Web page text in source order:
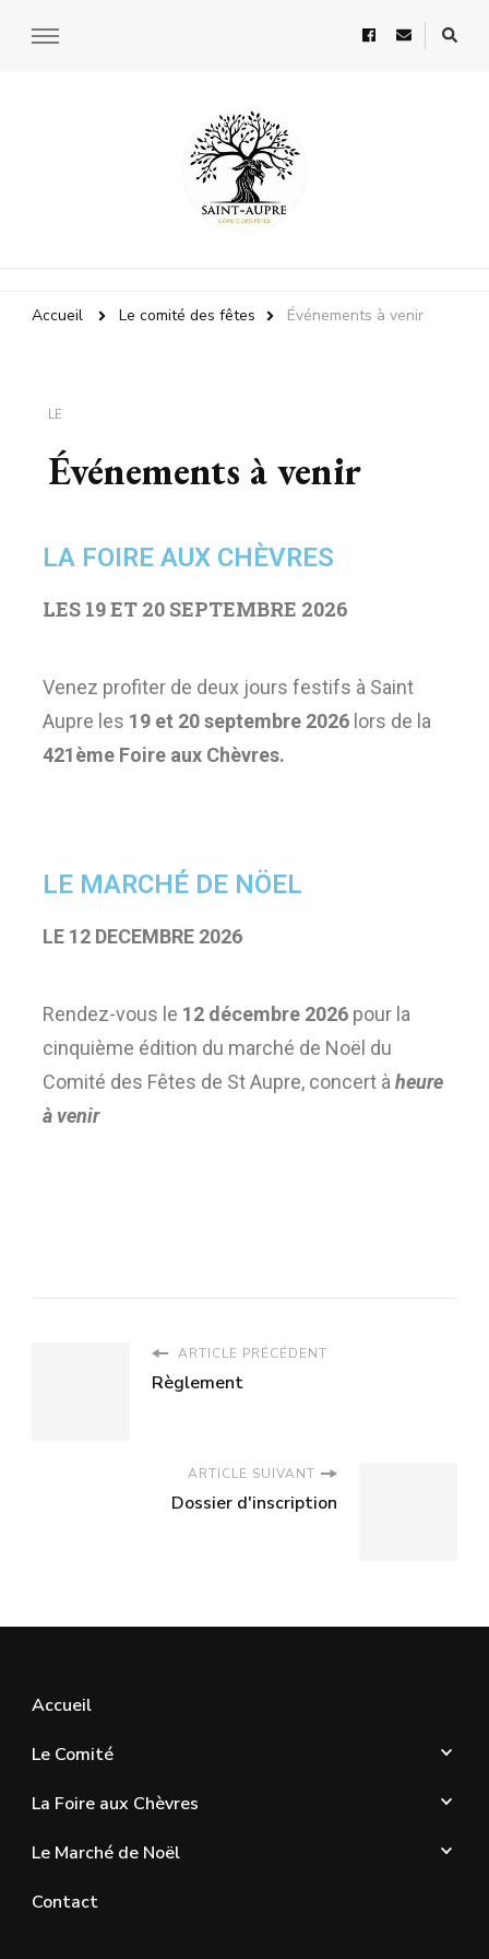
Accueil Le comité des fêtes Événements à venir
LE
Événements à venir
LA FOIRE AUX CHÈVRES
LES 19 ET 20 SEPTEMBRE 2026
Venez profiter de deux jours festifs à Saint
Aupre les 19 et 20 septembre 2026 lors de la
421ème Foire aux Chèvres.
LE MARCHÉ DE NÖEL
LE 12 DECEMBRE 2026
Rendez-vous le 12 décembre 2026 pour la
cinquième édition du marché de Noël du
Comité des Fêtes de St Aupre, concert àheure
à venir
ARTICLE PRÉCÉDENT
Règlement
ARTICLE SUIVANT
Dossier d'inscription
Accueil
Le Comité
La Foire aux Chèvres
Le Marché de Noël
Contact